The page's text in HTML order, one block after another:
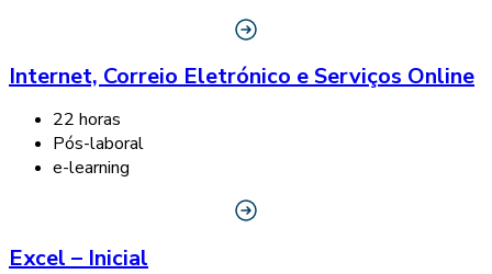
Internet, Correio Eletrónico e Serviços Online
22 horas
Pós-laboral
e-learning
Excel – Inicial